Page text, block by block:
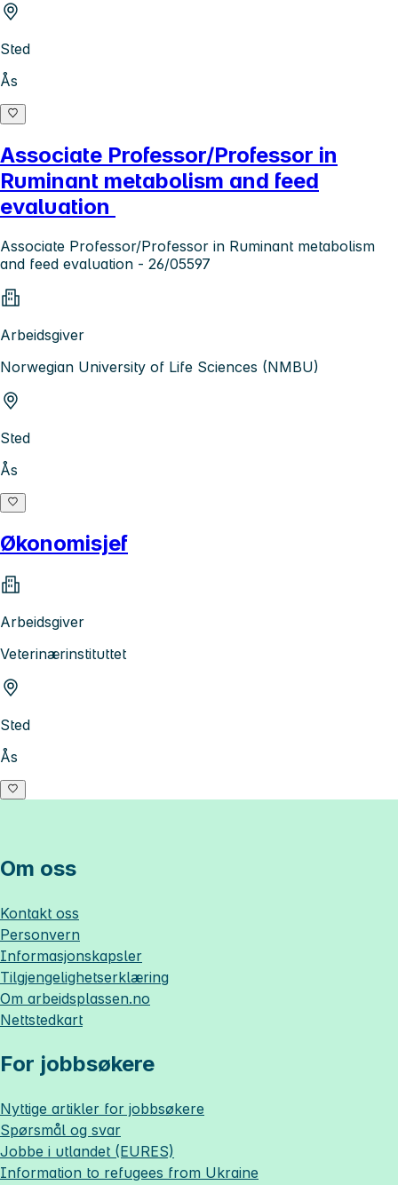
Sted
Ås
Associate Professor/Professor in
Ruminant metabolism and feed
evaluation
Associate Professor/Professor in Ruminant metabolism
and feed evaluation - 26/05597
Arbeidsgiver
Norwegian University of Life Sciences (NMBU)
Sted
Ås
Økonomisjef
Arbeidsgiver
Veterinærinstituttet
Sted
Ås
Om oss
Kontakt oss
Personvern
Informasjonskapsler
Tilgjengelighetserklæring
Om arbeidsplassen.no
Nettstedkart
For jobbsøkere
Nyttige artikler for jobbsøkere
Spørsmål og svar
Jobbe i utlandet (EURES)
Information to refugees from Ukraine